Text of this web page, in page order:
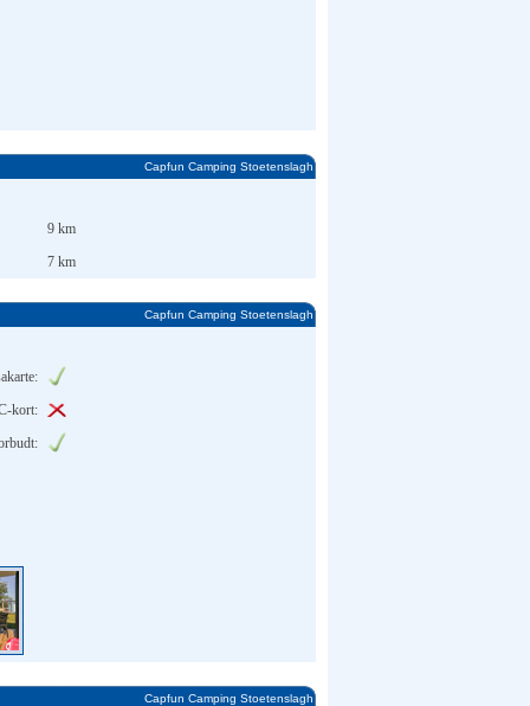
Capfun Camping Stoetenslagh
9 km
7 km
Capfun Camping Stoetenslagh
kort:
Capfun Camping Stoetenslagh